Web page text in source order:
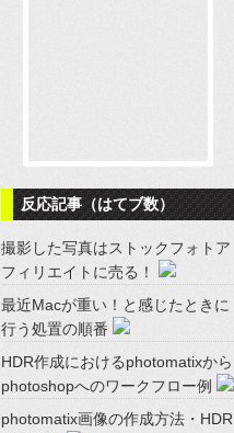
反応記事（はてブ数）
撮影した写真はストックフォトア
フィリエイトに売る！
最近Macが重い！と感じたときに
行う処置の順番
HDR作成におけるphotomatixから
photoshopへのワークフロー例
photomatix画像の作成方法・HDR